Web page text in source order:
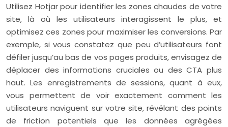
Utilisez Hotjar pour identifier les zones chaudes de votre
site, là où les utilisateurs interagissent le plus, et
optimisez ces zones pour maximiser les conversions. Par
exemple, si vous constatez que peu d’utilisateurs font
défiler jusqu’au bas de vos pages produits, envisagez de
déplacer des informations cruciales ou des CTA plus
haut. Les enregistrements de sessions, quant à eux,
vous permettent de voir exactement comment les
utilisateurs naviguent sur votre site, révélant des points
de friction potentiels que les données agrégées